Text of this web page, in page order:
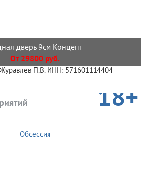
дверь 9см Концепт
От 29800 руб.
П.В. ИНН: 571601114404
18+
Обсессия